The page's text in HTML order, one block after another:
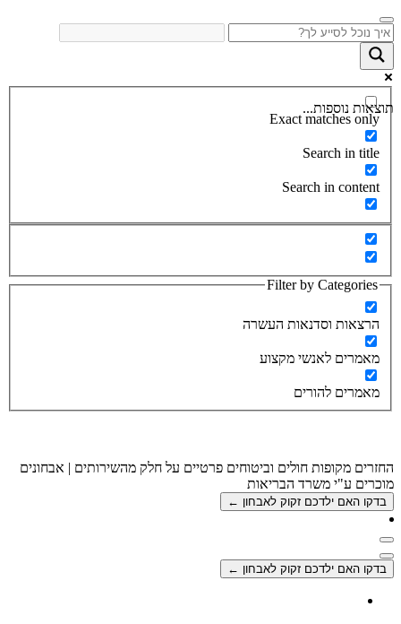
תוצאות נוספות...
Exact matches only
Search in title
Search in content
Filter by Categories
הרצאות וסדנאות העשרה
מאמרים לאנשי מקצוע
מאמרים להורים
החזרים מקופות חולים וביטוחים פרטיים על חלק מהשירותים | אבחונים
מוכרים ע"י משרד הבריאות
בדקו האם ילדכם זקוק לאבחון ←
חפש
חפש
בדקו האם ילדכם זקוק לאבחון ←